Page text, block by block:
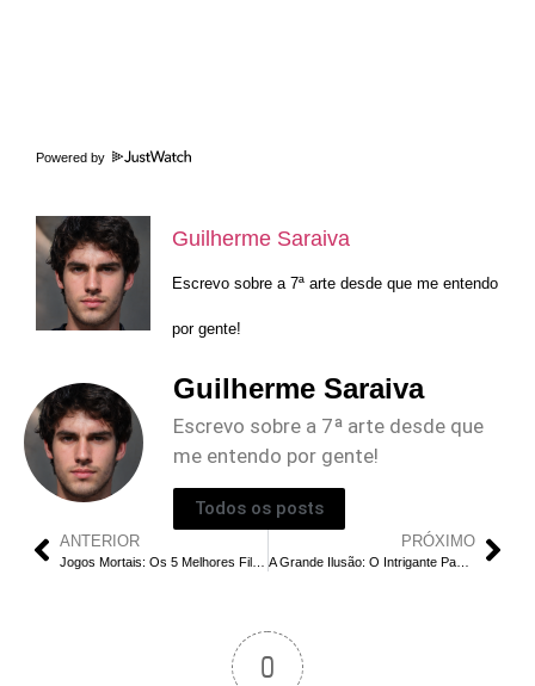
Powered by
Guilherme Saraiva
Escrevo sobre a 7ª arte desde que me entendo
por gente!
Guilherme Saraiva
Escrevo sobre a 7ª arte desde que
me entendo por gente!
Todos os posts
ANTERIOR PRÓXIMO
A Grande Ilusão: O Intrigante Papel de Maya Stern na Série | Ela está Viva ou Morta?
0